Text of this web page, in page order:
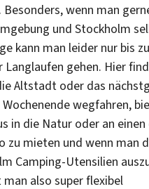
wenn man
und Stockholm
kann man leider nur bis
gehen. Hier
Altstadt oder das
wegfahren,
in die Natur oder an
mieten und wenn man
Camping-Utensilien
also super flexibel